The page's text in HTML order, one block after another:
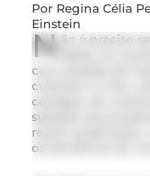
Por Regina Célia
Einstein
N ão é preciso
com pitadas de
culinária no dia a
cardápio de
substâncias
recém-publicados,
os benefícios da